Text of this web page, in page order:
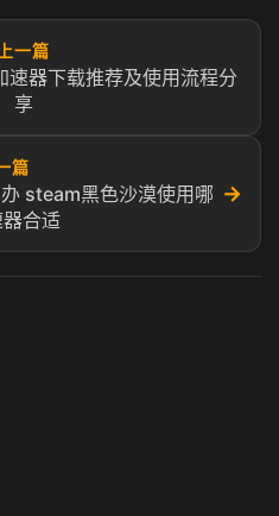
上一篇
器下载推荐及使用流程分
享
篇
steam黑色沙漠使用哪
合适
→